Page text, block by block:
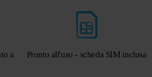
a
Pronto all'uso - scheda SIM inclusa